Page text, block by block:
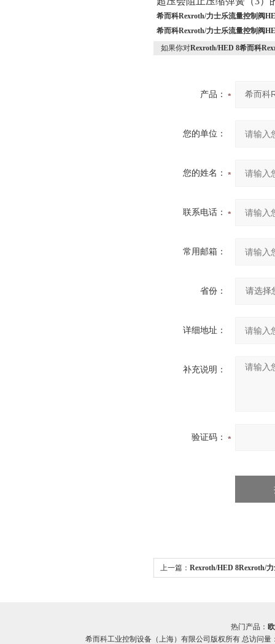
希而科Rexroth/力士乐流量控制阀
希而科Rexroth/力士乐流量控制阀
如果你对Rexroth/HED 8希而科
产品：
您的单位：
您的姓名：
联系电话：
常用邮箱：
省份：
详细地址：
补充说明：
验证码：
上一篇： Rexroth/HED 8Rexroth/
热门产品：
希而科工业控制设备（上海）有限公司版权所有 总访问量